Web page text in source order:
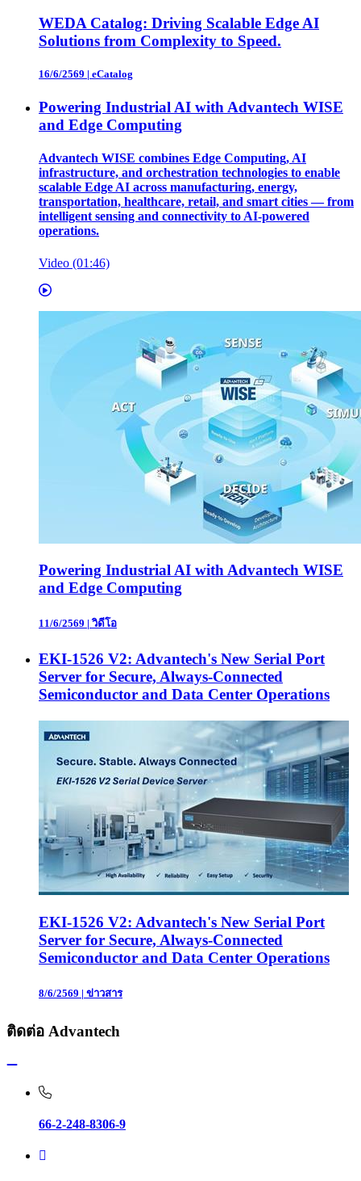
WEDA Catalog: Driving Scalable Edge AI
Solutions from Complexity to Speed.
16/6/2569 | eCatalog
Powering Industrial AI with Advantech WISE
and Edge Computing
Advantech WISE combines Edge Computing, AI
infrastructure, and orchestration technologies to enable
scalable Edge AI across manufacturing, energy,
transportation, healthcare, retail, and smart cities — from
intelligent sensing and connectivity to AI-powered
operations.
Video (01:46)
Powering Industrial AI with Advantech WISE
and Edge Computing
11/6/2569 |วิดีโอ
EKI-1526 V2: Advantech's New Serial Port
Server for Secure, Always-Connected
Semiconductor and Data Center Operations
EKI-1526 V2: Advantech's New Serial Port
Server for Secure, Always-Connected
Semiconductor and Data Center Operations
8/6/2569 | ข่าวสาร
ติดต่อ Advantech
66-2-248-8306-9